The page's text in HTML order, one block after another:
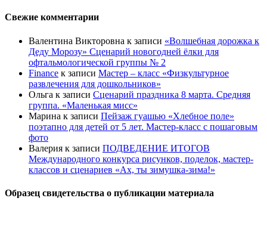
Свежие комментарии
Валентина Викторовна к записи «Волшебная дорожка к
Деду Морозу» Сценарий новогодней ёлки для
офтальмологической группы № 2
Finance к записи Мастер – класс «Физкультурное
развлечения для дошкольников»
Ольга к записи Сценарий праздника 8 марта. Средняя
группа. «Маленькая мисс»
Марина к записи Пейзаж гуашью «Хлебное поле»
поэтапно для детей от 5 лет. Мастер-класс с пошаговым
фото
Валерия к записи ПОДВЕДЕНИЕ ИТОГОВ
Международного конкурса рисунков, поделок, мастер-
классов и сценариев «Ах, ты зимушка-зима!»
Образец свидетельства о публикации материала